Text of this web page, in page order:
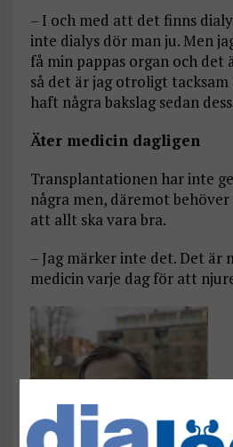
– I och med att det finns
inte dialys dör man ju. Men
få min pappas organ och det
så det är jag otroligt
haft några bakslag sedan
Äter medicin dagligen
Transplantationen har inte
några men, däremot
att allt ska vara bra.
– Jag märker inte det. Det är
medicin varje dag för att